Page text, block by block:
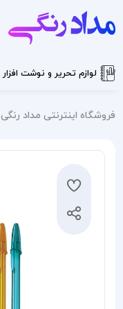
لوازم تحریر و نوشت افزار
فروشگاه اینترنتی مداد رنگی